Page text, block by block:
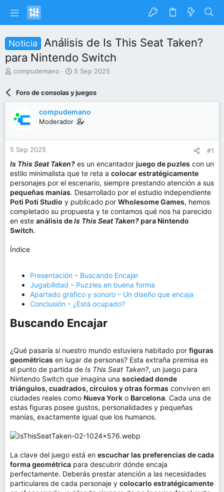
Noticia
Análisis de Is This Seat Taken?
para Nintendo Switch
I
a
r
d
l
t
e
m
a
compudemano
F
c
h
d
e
n
c
o
5 Sep 2025
Foro de consolas y juegos
compudemano
Moderador
5 Sep 2025 #1
Is This Seat Taken? es un encantador juego de puzles con un
estilo minimalista que te reta a colocar estratégicamente
personajes por el escenario, siempre prestando atención a sus
pequeñas manías. Desarrollado por el estudio independiente
Poti Poti Studio y publicado por Wholesome Games, hemos
completado su propuesta y te contamos qué nos ha parecido
en este análisis deIs This Seat Taken? para Nintendo
Switch.
Índice
Presentación – Buscando Encajar
Jugabilidad – Puzzles en buena forma
Apartado gráfico y sonoro – Un diseño que encaja
Conclusión – ¿Está ocupado?
Buscando Encajar​
¿Qué pasaría si nuestro mundo estuviera habitado por figuras
geométricas en lugar de personas? Esta extraña premisa es
el punto de partida de Is This Seat Taken?, un juego para
Nintendo Switch que imagina una sociedad donde
triángulos, cuadrados, círculos y otras formas conviven en
ciudades reales como Nueva York o Barcelona. Cada una de
estas figuras posee gustos, personalidades y pequeñas
manías, exactamente igual que los humanos.
La clave del juego está en escuchar las preferencias de cada
forma geométrica para descubrir dónde encaja
perfectamente. Deberás prestar atención a las necesidades
particulares de cada personaje y colocarlo estratégicamente